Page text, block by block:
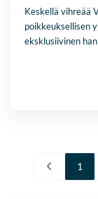
Keskellä vihreää
poikkeuksellisen
eksklusiivinen
1